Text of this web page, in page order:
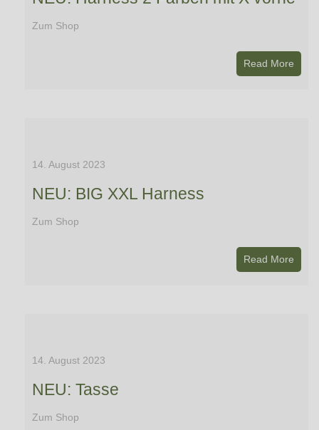
Zum Shop
Read More
14. August 2023
NEU: BIG XXL Harness
Zum Shop
Read More
14. August 2023
NEU: Tasse
Zum Shop